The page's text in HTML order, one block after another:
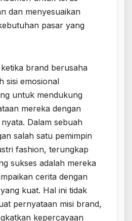
dan menyesuaikan
pasar yang
brand berusaha
sisi emosional
untuk mendukung
mereka dengan
Dalam sebuah
salah satu pemimpin
fashion, terungkap
sukses adalah mereka
cerita dengan
kuat. Hal ini tidak
pernyataan misi brand,
kepercayaan